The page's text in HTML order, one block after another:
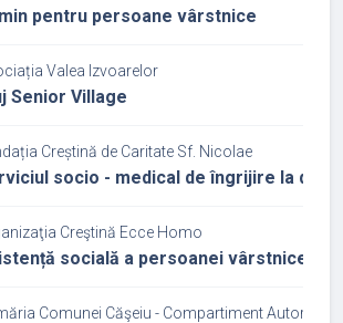
pentru persoane vârstnice
Valea Izvoarelor
Senior Village
Creștină de Caritate Sf. Nicolae
socio - medical de îngrijire la
Creştină Ecce Homo
socială a persoanei vârstnice -
Comunei Căşeiu - Compartiment Autoritate